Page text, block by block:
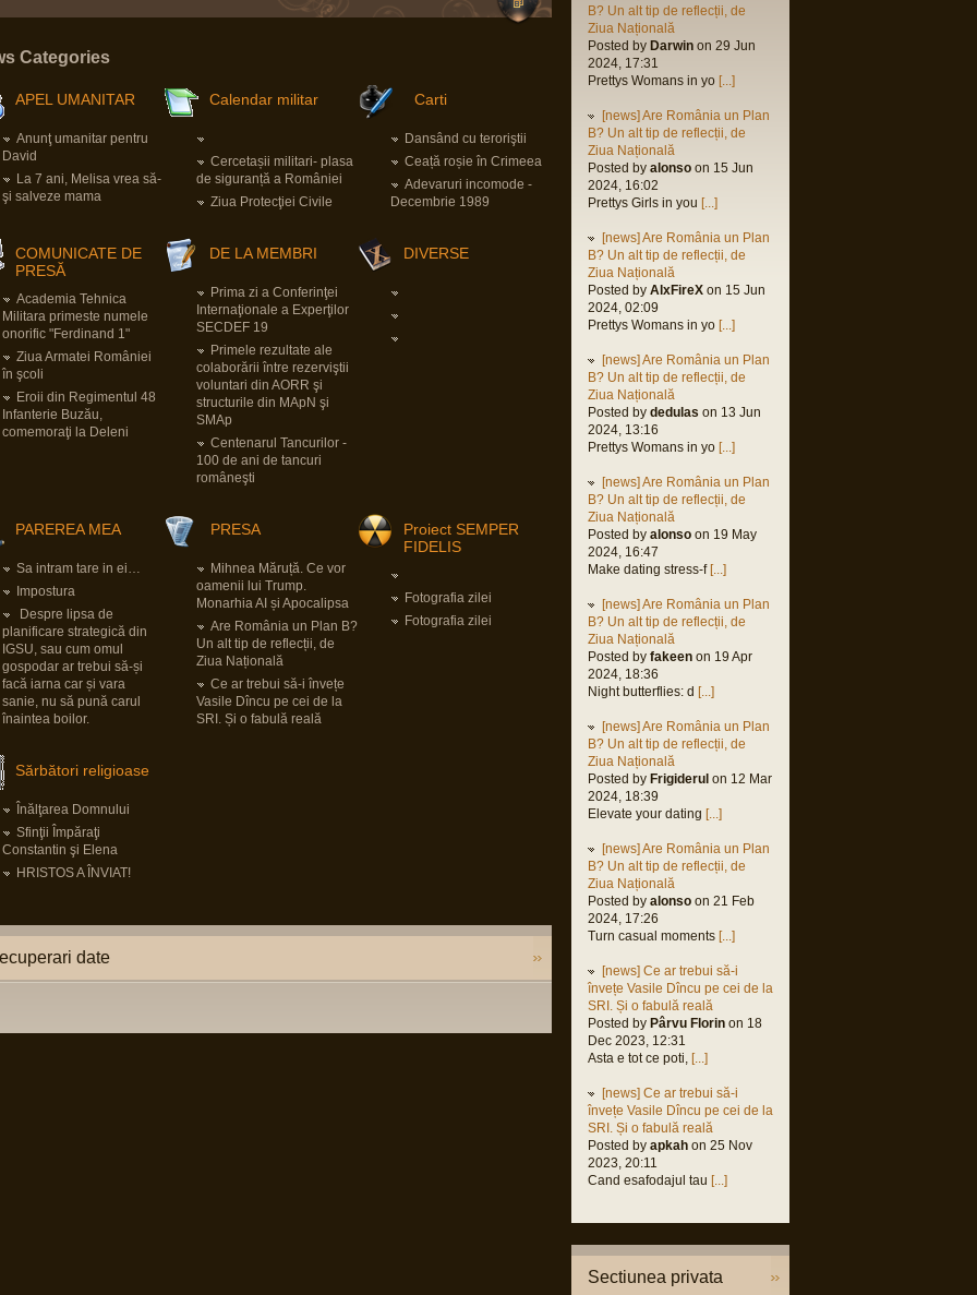
Categories
APEL UMANITAR
Anunţ umanitar pentru
David
La 7 ani, Melisa vrea să-
şi salveze mama
Calendar militar
Cercetașii militari- plasa
de siguranță a României
Ziua Protecţiei Civile
Carti
Dansând cu teroriştii
Ceață roșie în Crimeea
Adevaruri incomode -
Decembrie 1989
COMUNICATE DE
PRESĂ
Academia Tehnica
Militara primeste numele
onorific "Ferdinand 1"
Ziua Armatei României
în şcoli
Eroii din Regimentul 48
Infanterie Buzău,
comemoraţi la Deleni
DE LA MEMBRI
Prima zi a Conferinţei
Internaţionale a Experţilor
SECDEF 19
Primele rezultate ale
colaborării între rezerviştii
voluntari din AORR şi
structurile din MApN şi
SMAp
Centenarul Tancurilor -
100 de ani de tancuri
româneşti
DIVERSE
PAREREA MEA
Sa intram tare in ei…
Impostura
Despre lipsa de
planificare strategică din
IGSU, sau cum omul
gospodar ar trebui să-și
facă iarna car și vara
sanie, nu să pună carul
înaintea boilor.
PRESA
Mihnea Măruță. Ce vor
oamenii lui Trump.
Monarhia AI și Apocalipsa
Are România un Plan B?
Un alt tip de reflecții, de
Ziua Națională
Ce ar trebui să-i învețe
Vasile Dîncu pe cei de la
SRI. Și o fabulă reală
Proiect SEMPER
FIDELIS
Fotografia zilei
Fotografia zilei
Sărbători religioase
Înălţarea Domnului
Sfinţii Împăraţi
Constantin şi Elena
HRISTOS A ÎNVIAT!
date
B? Un alt tip de reflecții, de
Ziua Națională
Posted by Darwin on 29 Jun
2024, 17:31
Prettys Womans in yo [...]
[news] Are România un Plan
B? Un alt tip de reflecții, de
Ziua Națională
Posted by alonso on 15 Jun
2024, 16:02
Prettys Girls in you [...]
[news] Are România un Plan
B? Un alt tip de reflecții, de
Ziua Națională
Posted by AlxFireX on 15 Jun
2024, 02:09
Prettys Womans in yo [...]
[news] Are România un Plan
B? Un alt tip de reflecții, de
Ziua Națională
Posted by dedulas on 13 Jun
2024, 13:16
Prettys Womans in yo [...]
[news] Are România un Plan
B? Un alt tip de reflecții, de
Ziua Națională
Posted by alonso on 19 May
2024, 16:47
Make dating stress-f [...]
[news] Are România un Plan
B? Un alt tip de reflecții, de
Ziua Națională
Posted by fakeen on 19 Apr
2024, 18:36
Night butterflies: d [...]
[news] Are România un Plan
B? Un alt tip de reflecții, de
Ziua Națională
Posted by Frigiderul on 12 Mar
2024, 18:39
Elevate your dating [...]
[news] Are România un Plan
B? Un alt tip de reflecții, de
Ziua Națională
Posted by alonso on 21 Feb
2024, 17:26
Turn casual moments [...]
[news] Ce ar trebui să-i
învețe Vasile Dîncu pe cei de la
SRI. Și o fabulă reală
Posted by Pârvu Florin on 18
Dec 2023, 12:31
Asta e tot ce poti, [...]
[news] Ce ar trebui să-i
învețe Vasile Dîncu pe cei de la
SRI. Și o fabulă reală
Posted by apkah on 25 Nov
2023, 20:11
Cand esafodajul tau [...]
Sectiunea privata